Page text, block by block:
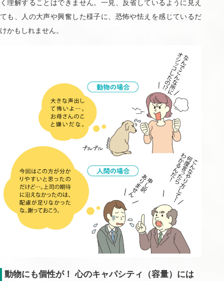
く理解することはできません。一見、反省しているように見え
ても、人の大声や興奮した様子に、恐怖や怯えを感じているだ
けかもしれません。
動物にも個性が！ 心のキャパシティ（容量）には